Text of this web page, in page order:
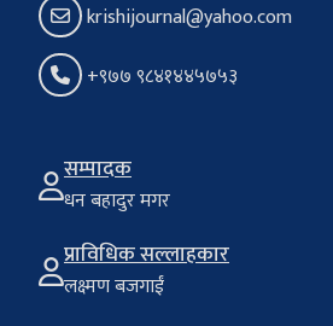
krishijournal@yahoo.com
+९७७ ९८४१४४५७५३
सम्पादक
धन बहादुर मगर
प्राविधिक सल्लाहकार
लक्ष्मण बजगाईं